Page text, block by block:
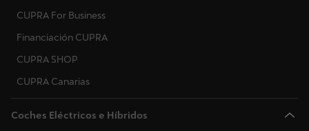
CUPRA For Business
Financiación CUPRA
CUPRA SHOP
CUPRA Canarias
Coches Eléctricos e Híbridos